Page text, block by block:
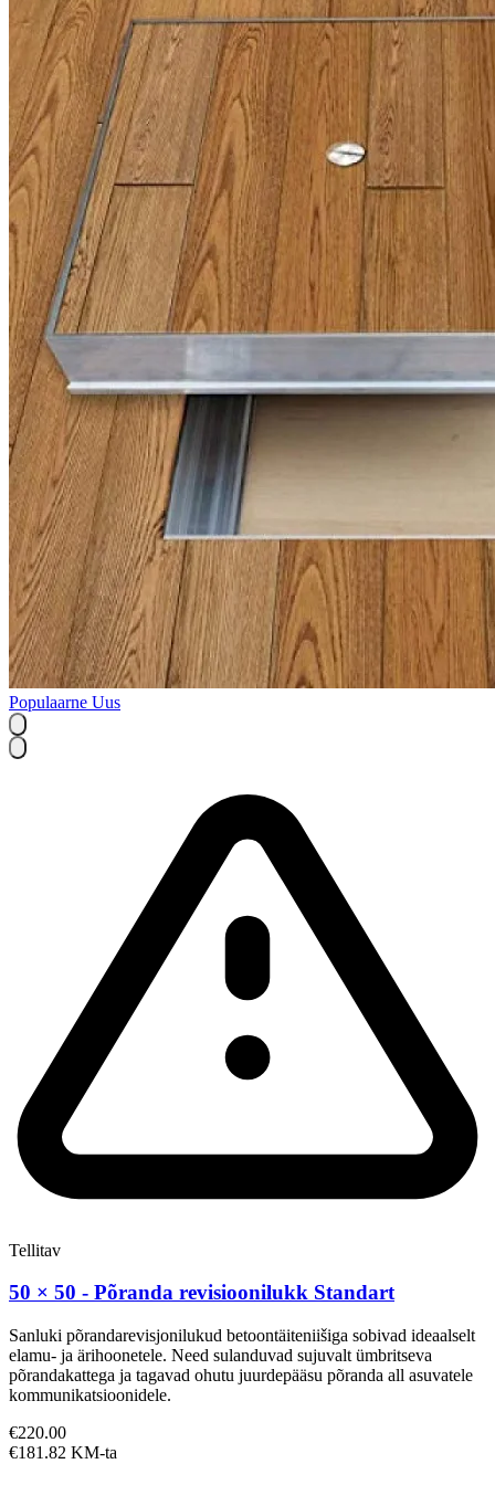
Populaarne Uus
Tellitav
50 × 50 - Põranda revisioonilukk Standart
Sanluki põrandarevisjonilukud betoontäiteniišiga sobivad ideaalselt
elamu- ja ärihoonetele. Need sulanduvad sujuvalt ümbritseva
põrandakattega ja tagavad ohutu juurdepääsu põranda all asuvatele
kommunikatsioonidele.
€220.00
€181.82 KM-ta